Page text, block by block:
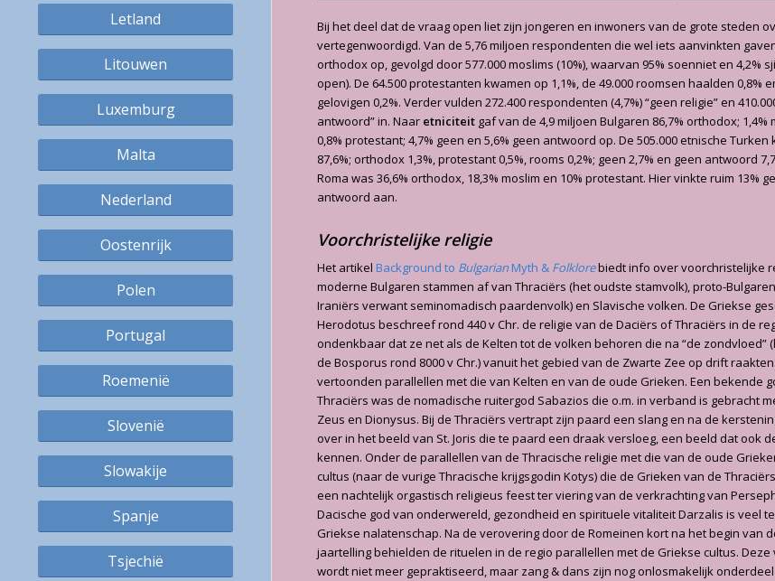
Letland
Litouwen
Luxemburg
Malta
Nederland
Oostenrijk
Polen
Portugal
Roemenië
Slovenië
Slowakije
Spanje
Tsjechië
Bij het deel dat de vraag open liet zijn jongeren en inwoners van de grote steden
vertegenwoordigd. Van de 5,76 miljoen respondenten die wel iets aanvinkten gaven
orthodox op, gevolgd door 577.000 moslims (10%), waarvan 95% soenniet en 4,2%
open). De 64.500 protestanten kwamen op 1,1%, de 49.000 roomsen haalden 0,8%
gelovigen 0,2%. Verder vulden 272.400 respondenten (4,7%) “geen religie” en
antwoord” in. Naar etniciteit gaf van de 4,9 miljoen Bulgaren 86,7% orthodox; 1,4%
0,8% protestant; 4,7% geen en 5,6% geen antwoord op. De 505.000 etnische Turken
87,6%; orthodox 1,3%, protestant 0,5%, rooms 0,2%; geen 2,7% en geen antwoord
Roma was 36,6% orthodox, 18,3% moslim en 10% protestant. Hier vinkte ruim 13%
antwoord aan.
Voorchristelijke religie
Het artikel Background to BulgarianMyth & Folklorebiedt info over voorchristelijke
moderne Bulgaren stammen af van Thraciërs (het oudste stamvolk), proto-
Iraniërs verwant seminomadisch paardenvolk) en Slavische volken. De Griekse
Herodotus beschreef rond 440 v Chr. de religie van de Daciërs of Thraciërs in de
ondenkbaar dat ze net als de Kelten tot de volken behoren die na “de zondvloed”
de Bosporus rond 8000 v Chr.) vanuit het gebied van de Zwarte Zee op drift
vertoonden parallellen met die van Kelten en van de oude Grieken. Een bekende
Thraciërs was de nomadische ruitergod Sabazios die o.m. in verband is gebracht
Zeus en Dionysus. Bij de Thraciërs vertrapt zijn paard een slang en na de
over in het beeld van St. Joris die te paard een draak versloeg, een beeld dat ook
kennen. Onder de parallellen van de Thracische religie met die van de oude
cultus (naar de vurige Thracische krijgsgodin Kotys) die de Grieken van de
een nachtelijk orgastisch religieus feest ter viering van de verkrachting van
Dacische god van onderwereld, gezondheid en spirituele vitaliteit Darzalis is veel
Griekse nalatenschap. Na de verovering door de Romeinen kort na het begin van
jaartelling behielden de rituelen in de regio parallellen met de Griekse cultus.
wordt niet meer gepraktiseerd, maar zang & dans zijn nog onlosmakelijk